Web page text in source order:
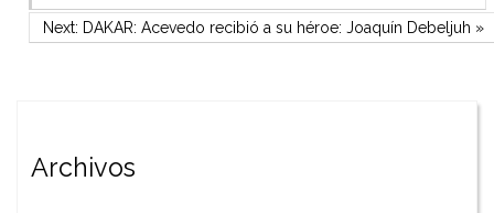
de
Next Post
Next: DAKAR: Acevedo recibió a su héroe: Joaquín Debeljuh »
Archivos